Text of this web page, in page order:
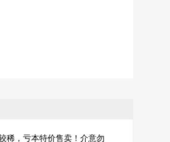
稀，亏本特价售卖！介意勿